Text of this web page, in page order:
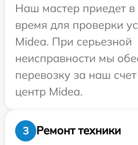
Наш мастер приедет в
время для проверки
Midea. При серьезной
неисправности мы
перевозку за наш
центр Midea.
3
Ремонт техники